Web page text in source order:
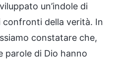
un’indole di
confronti della verità. In
constatare che,
parole di Dio hanno